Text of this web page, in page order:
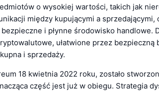
o wysokiej wartości, takich jak
między kupującymi a sprzedającymi,
i płynne środowisko handlowe.
ułatwione przez bezpieczną
i sprzedaży.
18 kwietnia 2022 roku, zostało
część jest już w obiegu. Strategia